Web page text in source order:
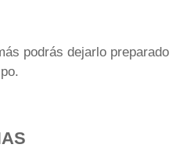
podrás dejarlo preparado